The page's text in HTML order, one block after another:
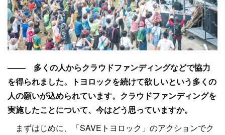
–––– 多くの人からクラウドファンディングなどで協力
を得られました。トヨロックを続けて欲しいという多くの
人の願いが込められています。クラウドファンディングを
実施したことについて、今はどう思っていますか。
まずはじめに、「SAVEトヨロック」のアクションでク